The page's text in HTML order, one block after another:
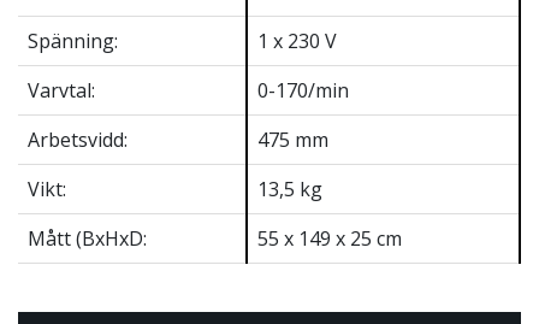
Spänning:
1 x 230 V
Varvtal:
0-170/min
Arbetsvidd:
475 mm
Vikt:
13,5 kg
Mått (BxHxD:
55 x 149 x 25 cm